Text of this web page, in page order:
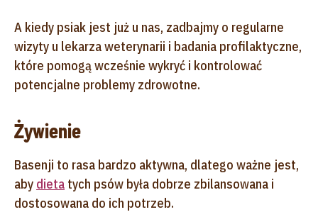
A kiedy psiak jest już u nas, zadbajmy o regularne
wizyty u lekarza weterynarii i badania profilaktyczne,
które pomogą wcześnie wykryć i kontrolować
potencjalne problemy zdrowotne.
Żywienie
Basenji to rasa bardzo aktywna, dlatego ważne jest,
aby dieta tych psów była dobrze zbilansowana i
dostosowana do ich potrzeb.